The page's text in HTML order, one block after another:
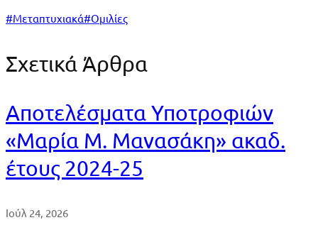
#Μεταπτυχιακά#Ομιλίες
Σχετικά Άρθρα
Αποτελέσματα Υποτροφιών
«Μαρία Μ. Μανασάκη» ακαδ.
έτους 2024-25
Ιούλ 24, 2026